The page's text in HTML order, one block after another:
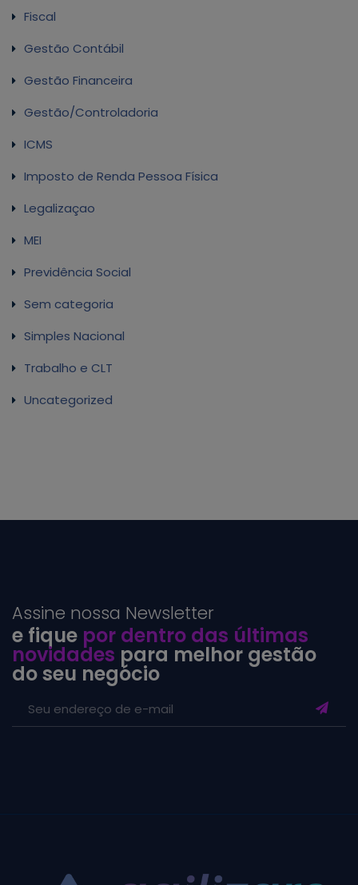
Fiscal
Gestão Contábil
Gestão Financeira
Gestão/Controladoria
ICMS
Imposto de Renda Pessoa Física
Legalizaçao
MEI
Previdência Social
Sem categoria
Simples Nacional
Trabalho e CLT
Uncategorized
Assine nossa Newsletter
e fique por dentro das últimas
novidades para melhor gestão
do seu negócio